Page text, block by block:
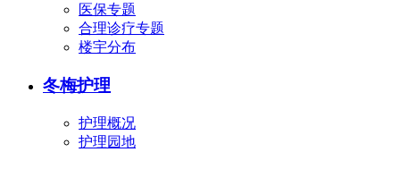
医保专题
合理诊疗专题
楼宇分布
冬梅护理
护理概况
护理园地